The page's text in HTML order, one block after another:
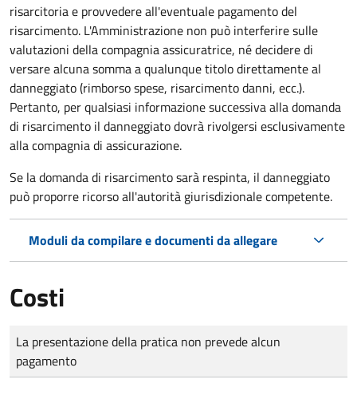
risarcitoria e provvedere all'eventuale pagamento del
risarcimento. L'Amministrazione non può interferire sulle
valutazioni della compagnia assicuratrice, né decidere di
versare alcuna somma a qualunque titolo direttamente al
danneggiato (rimborso spese, risarcimento danni, ecc.).
Pertanto, per qualsiasi informazione successiva alla domanda
di risarcimento il danneggiato dovrà rivolgersi esclusivamente
alla compagnia di assicurazione.
Se la domanda di risarcimento sarà respinta, il danneggiato
può proporre ricorso all'autorità giurisdizionale competente.
Moduli da compilare e documenti da allegare
Costi
Tipo di pagamento
Importo
La presentazione della pratica non prevede alcun
pagamento